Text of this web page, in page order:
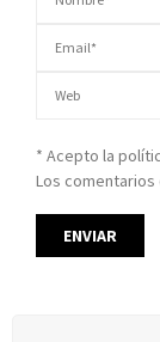
* Acepto la
Los